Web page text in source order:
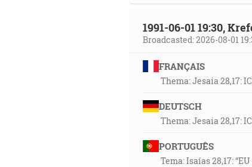
1991-06-01 19:30,
Broadcasted: 2026-08-01
FRANÇAIS
Thema: Jesaia 28,17:
DEUTSCH
Thema: Jesaia 28,17:
PORTUGUÊS
Tema: Isaías 28,17: